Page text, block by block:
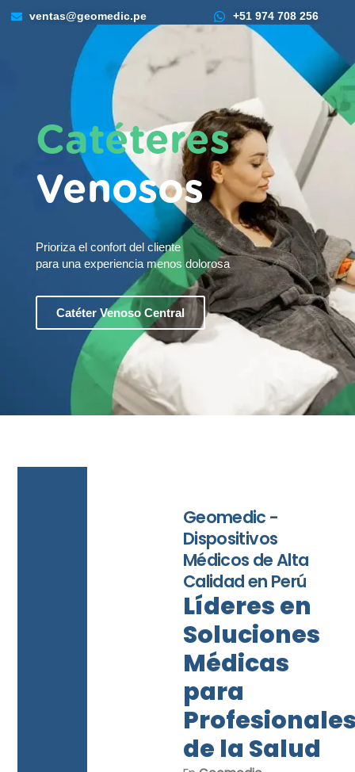
ventas@geomedic.pe +51 974 708 256
Catéteres
Venosos
Prioriza el confort del cliente
para una experiencia menos dolorosa
Catéter Venoso Central
Geomedic -
Dispositivos
Médicos de Alta
Calidad en Perú
Líderes en
Soluciones
Médicas
para
de la Salud